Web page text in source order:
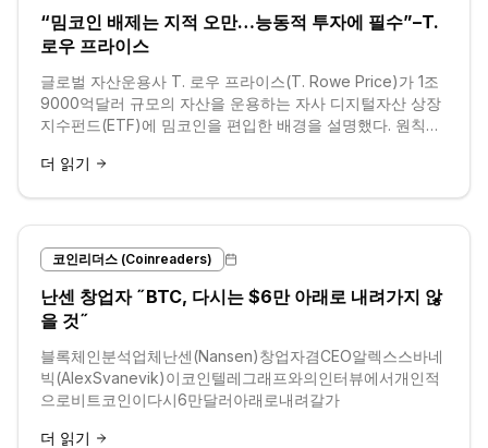
“밈코인 배제는 지적 오만…능동적 투자에 필수”–T.
로우 프라이스
글로벌 자산운용사 T. 로우 프라이스(T. Rowe Price)가 1조
9000억달러 규모의 자산을 운용하는 자사 디지털자산 상장
지수펀드(ETF)에 밈코인을 편입한 배경을 설명했다. 원칙적
식을 훼손할 수 있다는 입장이다.
더 읽기
코인리더스 (Coinreaders)
난센 창업자 ˝BTC, 다시는 $6만 아래로 내려가지 않
을 것˝
블록체인분석업체난센(Nansen)창업자겸CEO알렉스스바네
빅(AlexSvanevik)이코인텔레그래프와의인터뷰에서개인적
으로비트코인이다시6만달러아래로내려갈가
더 읽기